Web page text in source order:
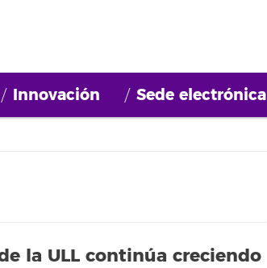
Innovación Sede electrónica
la ULL continúa creciendo